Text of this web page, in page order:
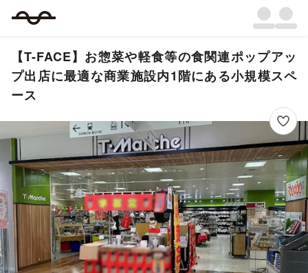
【T-FACE】お惣菜や軽食等の食関連ポップアッ
プ出店に最適な商業施設内1階にある小規模スペ
ース